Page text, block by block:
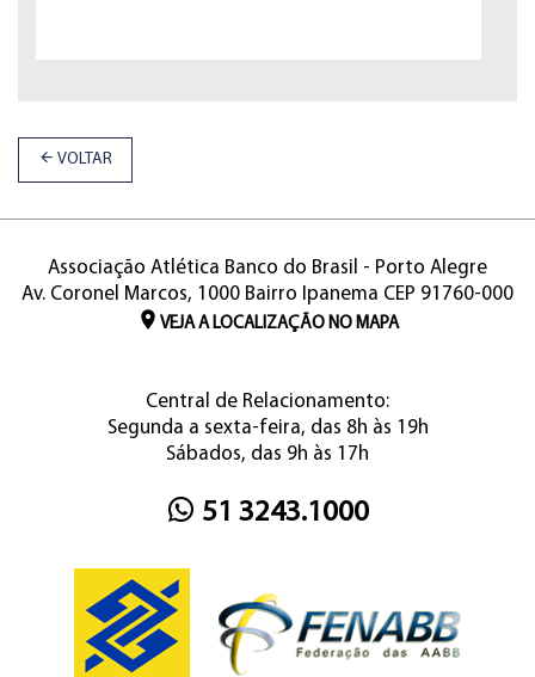
VOLTAR
Associação Atlética Banco do Brasil - Porto Alegre
Av. Coronel Marcos, 1000 Bairro Ipanema CEP 91760-000
VEJA A LOCALIZAÇÃO NO MAPA
Central de Relacionamento:
Segunda a sexta-feira, das 8h às 19h
Sábados, das 9h às 17h
51 3243.1000